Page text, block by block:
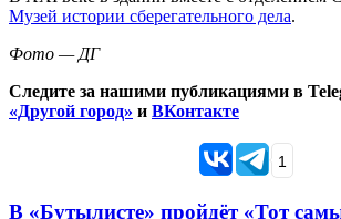
Музей истории сберегательного дела.
Фото — ДГ
Следите за нашими публикациями в
«Другой город» и ВКонтакте
1
В «Бутылисте» пройдёт «Тот